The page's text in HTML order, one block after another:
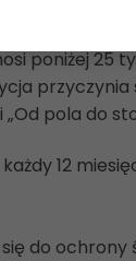
kredytu za
poniżej 25
pola do
12
do ochrony